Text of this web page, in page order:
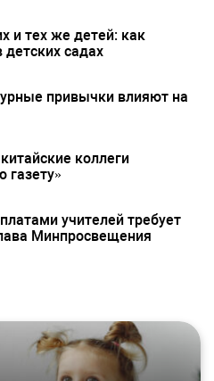
и тех же детей: как
детских садах
привычки влияют на
коллеги
газету»
учителей требует
Минпросвещения